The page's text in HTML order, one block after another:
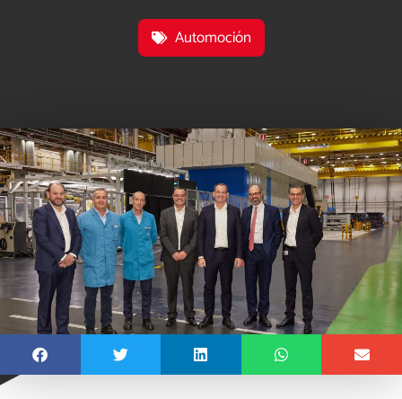
Automoción